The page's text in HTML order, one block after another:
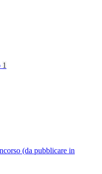
1
(da pubblicare in